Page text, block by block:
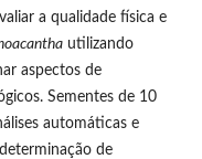
a qualidade física e
utilizando
aspectos de
Sementes de 10
automáticas e
de